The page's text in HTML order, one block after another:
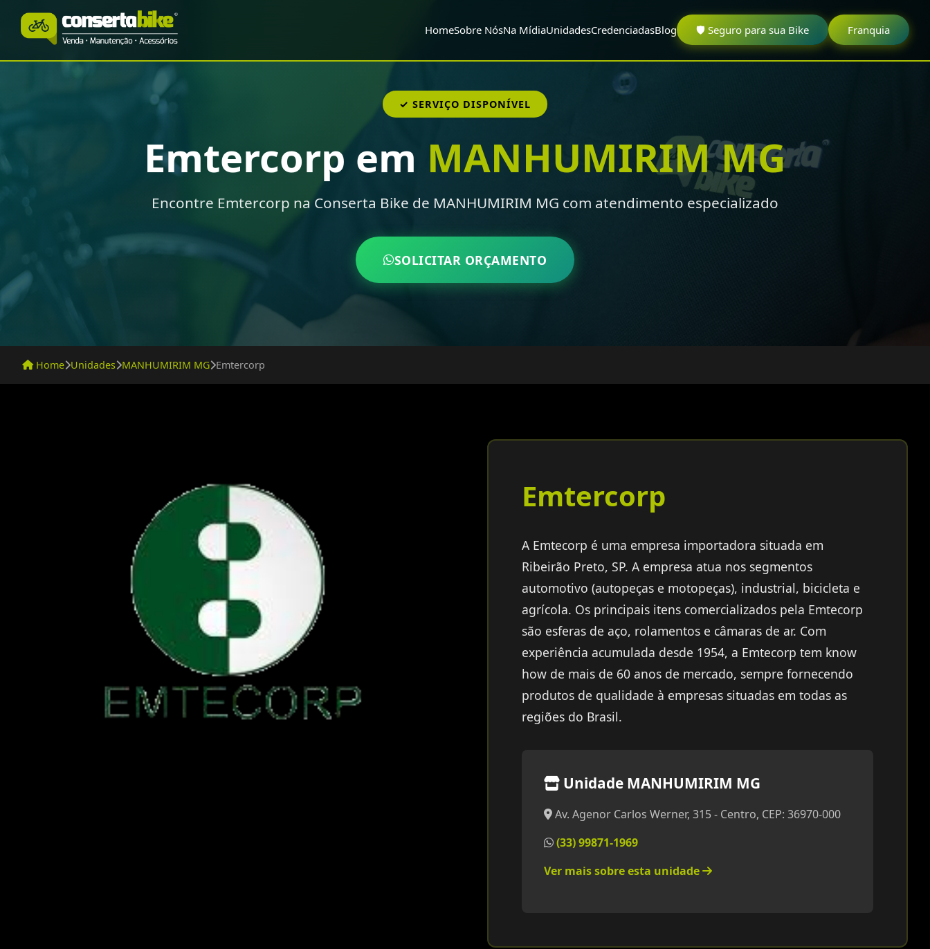
HomeSobre NósNa MídiaUnidadesCredenciadasBlog 🛡️ Seguro para sua Bike Franquia
✓ SERVIÇO DISPONÍVEL
Emtercorp em MANHUMIRIM MG
Encontre Emtercorp na Conserta Bike de MANHUMIRIM MG com atendimento especializado
SOLICITAR ORÇAMENTO
Home Unidades MANHUMIRIM MG Emtercorp
Emtercorp
A Emtecorp é uma empresa importadora situada em
Ribeirão Preto, SP. A empresa atua nos segmentos
automotivo (autopeças e motopeças), industrial, bicicleta e
agrícola. Os principais itens comercializados pela Emtecorp
são esferas de aço, rolamentos e câmaras de ar. Com
experiência acumulada desde 1954, a Emtecorp tem know
how de mais de 60 anos de mercado, sempre fornecendo
produtos de qualidade à empresas situadas em todas as
regiões do Brasil.
Unidade MANHUMIRIM MG
Av. Agenor Carlos Werner, 315 - Centro, CEP: 36970-000
(33) 99871-1969
Ver mais sobre esta unidade